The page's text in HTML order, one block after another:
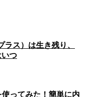
ス）は生き残り、
つ
ってみた！簡単に内